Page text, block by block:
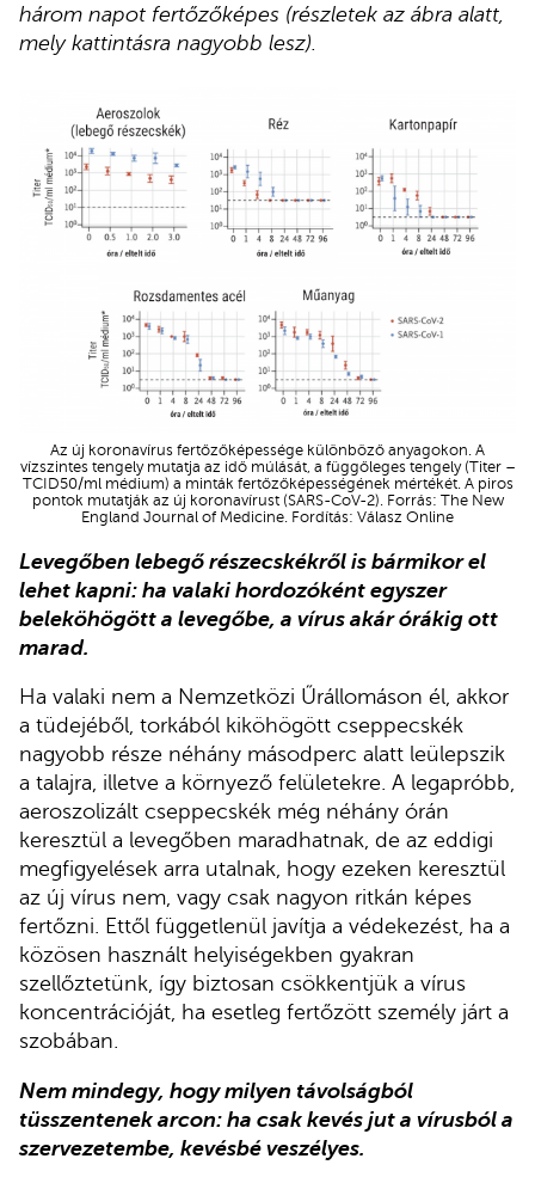
három napot fertőzőképes (részletek az ábra alatt,
mely kattintásra nagyobb lesz).
Az új koronavírus fertőzőképessége különböző anyagokon. A
vízszintes tengely mutatja az idő múlását, a függőleges tengely (Titer –
TCID50/ml médium) a minták fertőzőképességének mértékét. A piros
pontok mutatják az új koronavírust (SARS-CoV-2). Forrás: The New
England Journal of Medicine. Fordítás: Válasz Online
Levegőben lebegő részecskékről is bármikor el
lehet kapni: ha valaki hordozóként egyszer
beleköhögött a levegőbe, a vírus akár órákig ott
marad.
Ha valaki nem a Nemzetközi Űrállomáson él, akkor
a tüdejéből, torkából kiköhögött cseppecskék
nagyobb része néhány másodperc alatt leülepszik
a talajra, illetve a környező felületekre. A legapróbb,
aeroszolizált cseppecskék még néhány órán
keresztül a levegőben maradhatnak, de az eddigi
megfigyelések arra utalnak, hogy ezeken keresztül
az új vírus nem, vagy csak nagyon ritkán képes
fertőzni. Ettől függetlenül javítja a védekezést, ha a
közösen használt helyiségekben gyakran
szellőztetünk, így biztosan csökkentjük a vírus
koncentrációját, ha esetleg fertőzött személy járt a
szobában.
Nem mindegy, hogy milyen távolságból
tüsszentenek arcon: ha csak kevés jut a vírusból a
szervezetembe, kevésbé veszélyes.